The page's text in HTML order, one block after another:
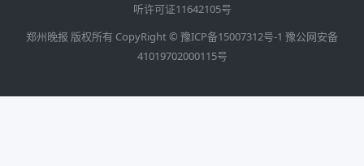
听许可证11642105号
郑州晚报 版权所有 CopyRight © 豫ICP备15007312号-1 豫公网安备
41019702000115号